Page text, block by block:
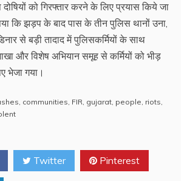
दोषियों को गिरफ्तार करने के लिए प्रयास किये जा
कि झड़प के बाद पास के तीन पुलिस थानों उना,
से बड़ी तादाद में पुलिसकर्मियों के साथ
और विशेष अभियान समूह से कर्मियों को भीड़
भेजा गया।
, communities, FIR, gujarat, people, riots,
Twitter Pinterest